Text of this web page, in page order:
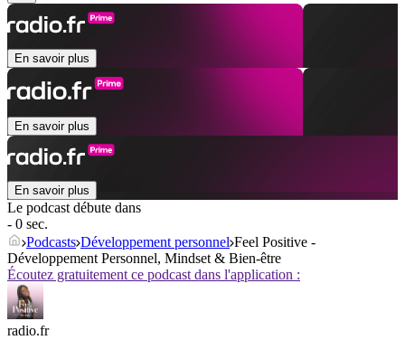
En savoir plus
En savoir plus
En savoir plus
Le podcast débute dans
- 0 sec.
Podcasts Développement personnel Feel Positive -
Développement Personnel, Mindset & Bien-être
Écoutez gratuitement ce podcast dans l'application :
radio.fr